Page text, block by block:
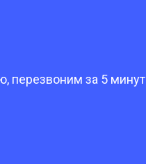
перезвоним за 5 минут